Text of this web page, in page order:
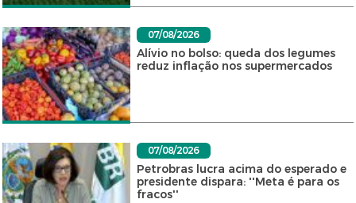
07/08/2026
Alívio no bolso: queda dos legumes
reduz inflação nos supermercados
07/08/2026
Petrobras lucra acima do esperado e
presidente dispara: ''Meta é para os
fracos''